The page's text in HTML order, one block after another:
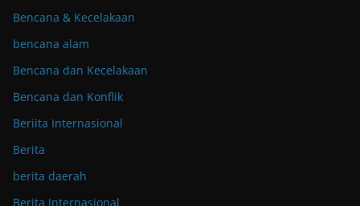
Bencana & Kecelakaan
bencana alam
Bencana dan Kecelakaan
Bencana dan Konflik
Beriita Internasional
Berita
berita daerah
Berita Internasional